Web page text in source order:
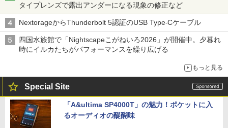
タイプレンズで露出アンダーになる現象の修正など
NextorageからThunderbolt 5認証のUSB Type-Cケーブル
四国水族館で「Nightscapeこがねいろ2026」が開催中。夕暮れ
時にイルカたちがパフォーマンスを繰り広げる
もっと見る
Special Site
「A&ultima SP4000T」の魅力！ポケットに入
るオーディオの醍醐味